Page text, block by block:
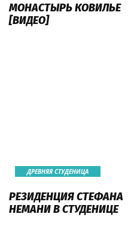
МОНАСТЫРЬ КОВИЛЬЕ
[ВИДЕО]
ДРЕВНЯЯ СТУДЕНИЦА
РЕЗИДЕНЦИЯ СТЕФАНА
НЕМАНИ В СТУДЕНИЦЕ